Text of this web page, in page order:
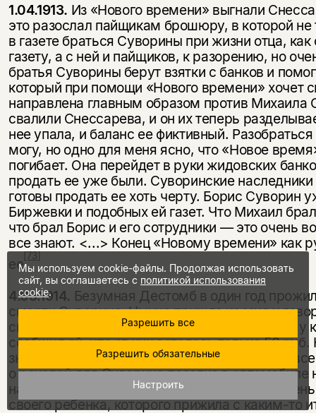
1.04.1913. Из «Нового времени» выгнали
это разослал пайщикам брошюру, в которой не
в газете браться Суворины при жизни отца,
газету, а с ней и пайщиков, к разорению, но
братья Суворины берут взятки с банков и
который при помощи «Нового времени» хочет
направлена главным образом против Михаила
свалили Снессарева, и он их теперь
нее упала, и баланс ее фиктивный.
могу, но одно для меня ясно, что «Новое
погибает. Она перейдет в руки жидовских
продать ее уже были. Суворинские
готовы продать ее хоть черту. Борис Суворин
Биржевки и подобных ей газет. Что Михаил
что брал Борис и его сотрудники — это очень
все знают. <...> Конец «Но­вому времени» как
ее[73].
4.03.1914. Безумная Дестомб в один год
смерти Суворина. Нынче пришла ко мне и
сюрприз. Присяжный поверенный Алексеев, у
сообщил ей, что от них осталось только 50
знает. <...> Просто ее обобрали, она давала
о роковой для Суворина поездке в ав­томобиле
началась опухоль в горле. С ним ехала
своего ребенка, которого при­жила с каким-то
Мы используем cookie-файлы. Продолжая использовать
сайт, вы соглашаетесь с политикой использования
cookie.
Разрешить все
Разрешить обязательные
Настроить